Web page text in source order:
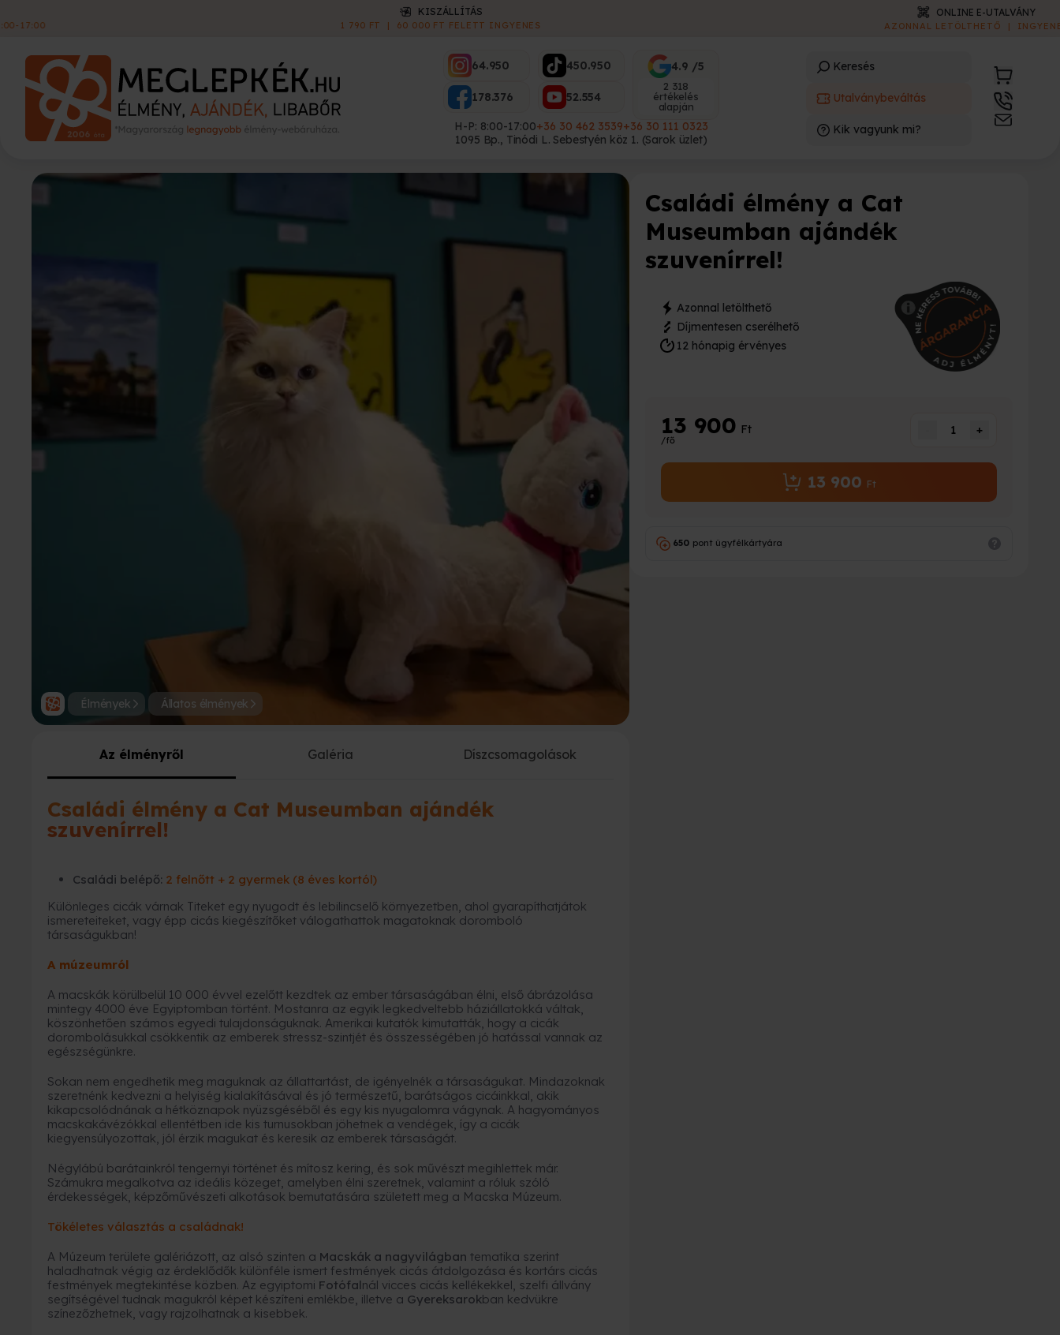
60 000 FT FELETT INGYENES INGYENES
64.950
178.376
450.950
52.554
4.9 /5
2 318
értékelés
alapján
H-P: 8:00-17:00+36 30 462 3539+36 30 111 0323
1095 Bp., Tinódi L. Sebestyén köz 1. (Sarok üzlet)
Keresés
Utalványbeváltás
Kik vagyunk mi?
Élmények Állatos élmények
Az élményről Galéria Díszcsomagolások
Családi élmény a Cat Museumban ajándék
szuvenírrel!
Családi belépő: 2 felnőtt + 2 gyermek (8 éves kortól)
Különleges cicák várnak Titeket egy nyugodt és lebilincselő környezetben, ahol gyarapíthatjátok
ismereteiteket, vagy épp cicás kiegészítőket válogathattok magatoknak doromboló
társaságukban!
A múzeumról
A macskák körülbelül 10 000 évvel ezelőtt kezdtek az ember társaságában élni, első ábrázolása
mintegy 4000 éve Egyiptomban történt. Mostanra az egyik legkedveltebb háziállatokká váltak,
köszönhetően számos egyedi tulajdonságuknak. Amerikai kutatók kimutatták, hogy a cicák
dorombolásukkal csökkentik az emberek stressz-szintjét és összességében jó hatással vannak az
egészségünkre.
Sokan nem engedhetik meg maguknak az állattartást, de igényelnék a társaságukat. Mindazoknak
szeretnénk kedvezni a helyiség kialakításával és jó természetű, barátságos cicáinkkal, akik
kikapcsolódnának a hétköznapok nyüzsgéséből és egy kis nyugalomra vágynak. A hagyományos
macskakávézókkal ellentétben ide kis turnusokban jöhetnek a vendégek, így a cicák
kiegyensúlyozottak, jól érzik magukat és keresik az emberek társaságát.
Négylábú barátainkról tengernyi történet és mítosz kering, és sok művészt megihlettek már.
Számukra megalkotva az ideális közeget, amelyben élni szeretnek, valamint a róluk szóló
érdekességek, képzőművészeti alkotások bemutatására született meg a Macska Múzeum.
Tökéletes választás a családnak!
A Múzeum területe galériázott, az alsó szinten a Macskák a nagyvilágban tematika szerint
haladhatnak végig az érdeklődők különféle ismert festmények cicás átdolgozása és kortárs cicás
festmények megtekintése közben. Az egyiptomi Fotófalnál vicces cicás kellékekkel, szelfi állvány
segítségével tudnak magukról képet készíteni emlékbe, illetve a Gyereksarokban kedvükre
színezőzhetnek, vagy rajzolhatnak a kisebbek.
Családi élmény a Cat
Museumban ajándék
szuvenírrel!
Azonnal letölthető
Díjmentesen cserélhető
12 hónapig érvényes
13 900Ft
/fő
1 +
13 900 Ft
650 pont ügyfélkártyára